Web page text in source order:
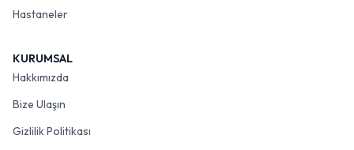
Hastaneler
KURUMSAL
Hakkımızda
Bize Ulaşın
Gizlilik Politikası